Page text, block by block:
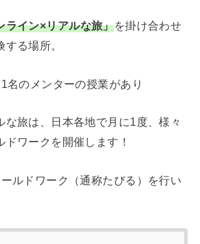
ライン×リアルな旅」を掛け合わせ
る場所。
名のメンターの授業があり
な旅は、日本各地で月に1度、様々
ワークを開催します！
ルドワーク（通称たびる）を行い